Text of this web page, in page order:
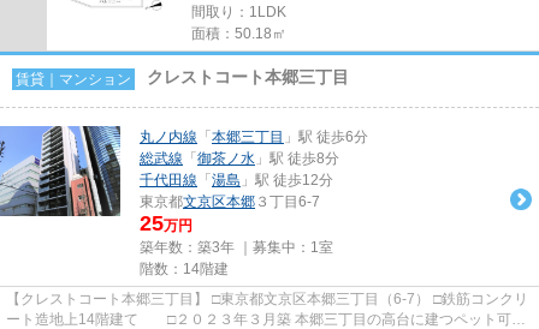
間取り：1LDK
面積：50.18㎡
賃貸｜マンション クレストコート本郷三丁目
丸ノ内線 「 本郷三丁目 」駅 徒歩6分
総武線 「 御茶ノ水 」駅 徒歩8分
千代田線 「 湯島 」駅 徒歩12分
東京都文京区本郷 ３丁目6-7
25万円
築年数：築3年 ｜募集中： 1室
階数：14階建
【クレストコート本郷三丁目】 □東京都文京区本郷三丁目（6-7） □鉄筋コンクリ
ート造地上14階建て □２０２３年３月築 本郷三丁目の高台に建つペット可高